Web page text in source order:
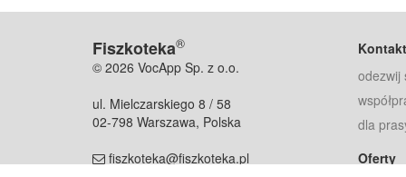
Fiszkoteka®
© 2026 VocApp Sp. z o.o.
ul. Mielczarskiego 8 / 58
02-798 Warszawa, Polska
fiszkoteka@fiszkoteka.pl
Kontakt
odezwij
dla
Oferty